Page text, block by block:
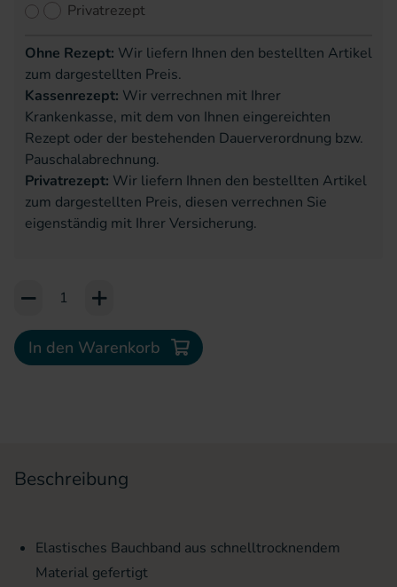
Privatrezept
Ohne Rezept: Wir liefern Ihnen den bestellten Artikel
zum dargestellten Preis.
Kassenrezept: Wir verrechnen mit Ihrer
Krankenkasse, mit dem von Ihnen eingereichten
Rezept oder der bestehenden Dauerverordnung bzw.
Pauschalabrechnung.
Privatrezept: Wir liefern Ihnen den bestellten Artikel
zum dargestellten Preis, diesen verrechnen Sie
eigenständig mit Ihrer Versicherung.
Add to Cart or Wish List
In den Warenkorb
Beschreibung
Elastisches Bauchband aus schnelltrocknendem
Material gefertigt